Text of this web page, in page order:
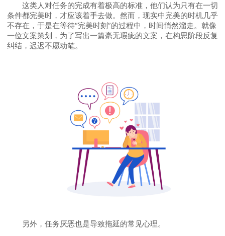
这类人对任务的完成有着极高的标准，他们认为只有在一切
条件都完美时，才应该着手去做。然而，现实中完美的时机几乎
不存在，于是在等待“完美时刻”的过程中，时间悄然溜走。就像
一位文案策划，为了写出一篇毫无瑕疵的文案，在构思阶段反复
纠结，迟迟不愿动笔。
另外，任务厌恶也是导致拖延的常见心理。